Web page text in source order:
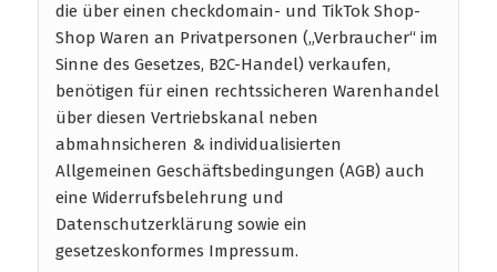
die über einen checkdomain- und TikTok Shop-
Shop Waren an Privatpersonen („Verbraucher“ im
Sinne des Gesetzes, B2C-Handel) verkaufen,
benötigen für einen rechtssicheren Warenhandel
über diesen Vertriebskanal neben
abmahnsicheren & individualisierten
Allgemeinen Geschäftsbedingungen (AGB) auch
eine Widerrufsbelehrung und
Datenschutzerklärung sowie ein
gesetzeskonformes Impressum.